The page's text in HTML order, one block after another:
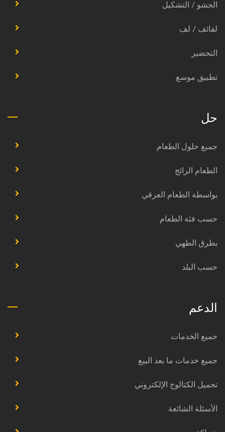
الحشو / التشكيل
لفائف / لف
التحضير
تطبيق موسع
حل
جميع حلول الطعام
الطعام الرائج
بواسطة الطعام العرقي
حسب فئة الطعام
بطرق الطهي
حسب البلد
الدعم
جميع الخدمات
جميع خدمات ما بعد البيع
تحميل الكتالوج الإلكتروني
الأسئلة الشائعة